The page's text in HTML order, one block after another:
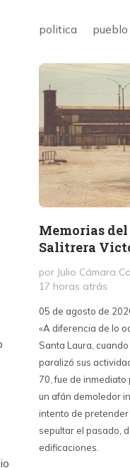
politica pueblo
Memorias
Salitrera
por Julio Cámara
17 horas atrás
05 de agosto de
«A diferencia de lo
Santa Laura,
paralizó sus
70, fue de
un afán demoledor
intento de
sepultar el pasado,
edificaciones.